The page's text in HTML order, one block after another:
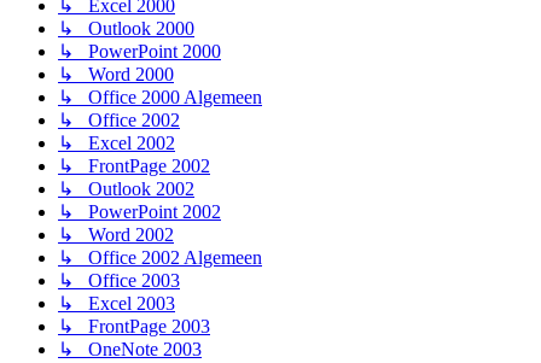
↳ Excel 2000
↳ Outlook 2000
↳ PowerPoint 2000
↳ Word 2000
↳ Office 2000 Algemeen
↳ Office 2002
↳ Excel 2002
↳ FrontPage 2002
↳ Outlook 2002
↳ PowerPoint 2002
↳ Word 2002
↳ Office 2002 Algemeen
↳ Office 2003
↳ Excel 2003
↳ FrontPage 2003
↳ OneNote 2003